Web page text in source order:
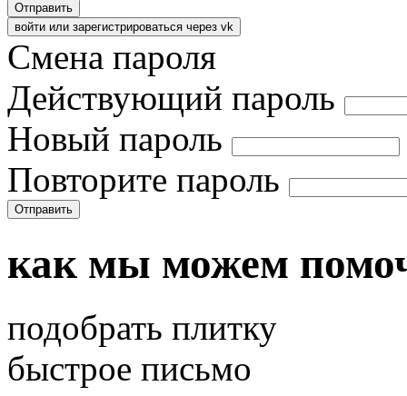
Отправить
войти или зарегистрироваться через vk
Смена пароля
Действующий пароль
Новый пароль
Повторите пароль
Отправить
как мы можем
подобрать плитку
быстрое письмо